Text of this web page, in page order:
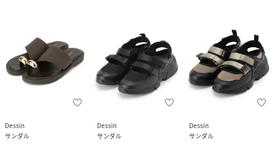
Dessin
サンダル
Dessin
サンダル
Dessin
サンダル